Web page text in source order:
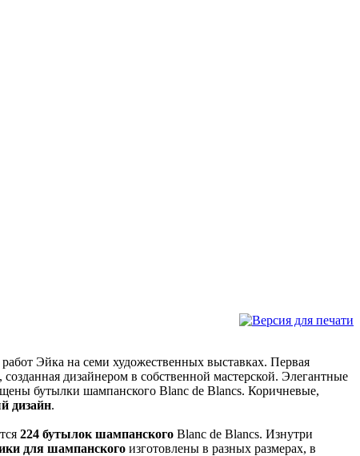
Эйка на семи художественных выставках. Первая
, созданная дизайнером в собственной мастерской. Элегантные
бутылки шампанского Blanc de Blancs. Коричневые,
дизайн.
224 бутылок шампанского Blanc de Blancs. Изнутри
для шампанского изготовлены в разных размерах, в